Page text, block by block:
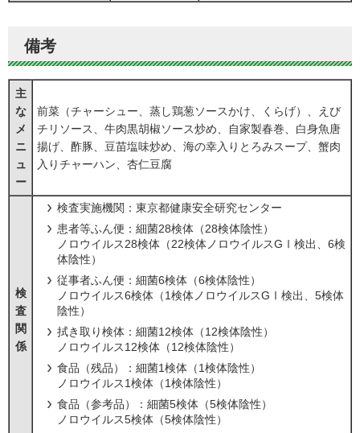
備考
主
な
メ
ニ
ュ
ー
前菜（チャーシュー、蒸し鶏葱ソースかけ、くらげ）、えび
チリソース、牛肉黒胡椒ソース炒め、自家製春巻、白身魚唐
揚げ、酢豚、豆苗塩味炒め、海の幸入りとろみスープ、蟹肉
入りチャーハン、杏仁豆腐
検
査
関
係
検査実施機関：東京都健康安全研究センター
患者等ふん便：細菌28検体（28検体陰性）
ノロウイルス28検体（22検体ノロウイルスGⅠ検出、6検
体陰性）
従事者ふん便：細菌6検体（6検体陰性）
ノロウイルス6検体（1検体ノロウイルスGⅠ検出、5検体
陰性）
拭き取り検体：細菌12検体（12検体陰性）
ノロウイルス12検体（12検体陰性）
食品（残品）：細菌1検体（1検体陰性）
ノロウイルス1検体（1検体陰性）
食品（参考品）：細菌5検体（5検体陰性）
ノロウイルス5検体（5検体陰性）